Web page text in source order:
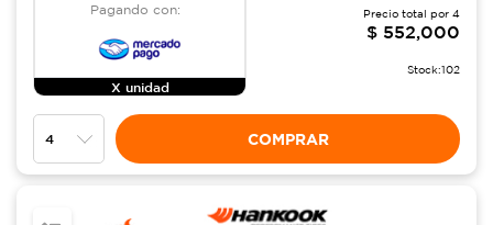
Pagando con:
X unidad
Precio total por 4
$ 552,000
Stock:102
COMPRAR